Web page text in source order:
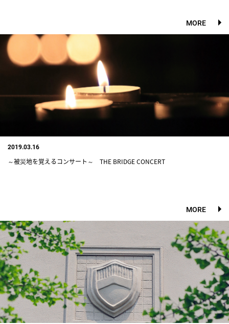
MORE
2019.03.16
～被災地を覚えるコンサート～ THE BRIDGE CONCERT
MORE